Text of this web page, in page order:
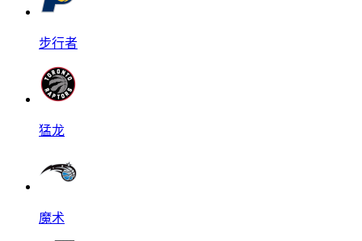
步行者
猛龙
魔术